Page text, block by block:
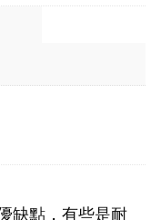
缺點，有些是耐